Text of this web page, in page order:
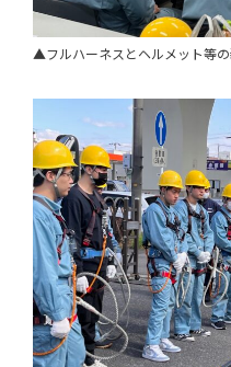
▲フルハーネスとヘルメット等の